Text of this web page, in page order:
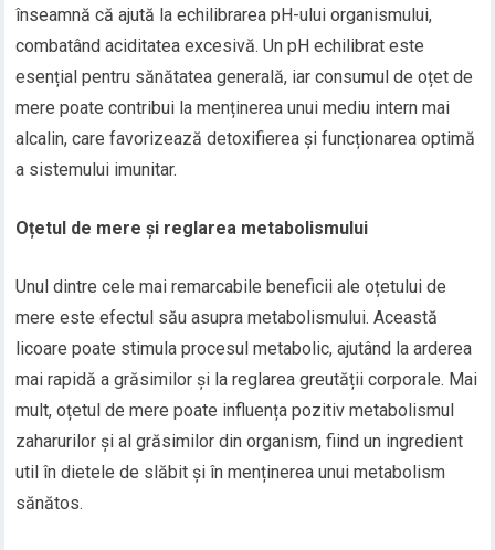
înseamnă că ajută la echilibrarea pH-ului organismului,
combatând aciditatea excesivă. Un pH echilibrat este
esențial pentru sănătatea generală, iar consumul de oțet de
mere poate contribui la menținerea unui mediu intern mai
alcalin, care favorizează detoxifierea și funcționarea optimă
a sistemului imunitar.
Oțetul de mere și reglarea metabolismului
Unul dintre cele mai remarcabile beneficii ale oțetului de
mere este efectul său asupra metabolismului. Această
licoare poate stimula procesul metabolic, ajutând la arderea
mai rapidă a grăsimilor și la reglarea greutății corporale. Mai
mult, oțetul de mere poate influența pozitiv metabolismul
zaharurilor și al grăsimilor din organism, fiind un ingredient
util în dietele de slăbit și în menținerea unui metabolism
sănătos.